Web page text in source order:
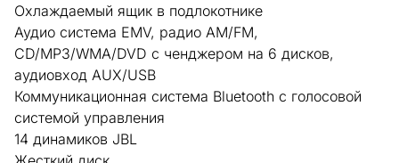
Охлаждаемый ящик в подлокотнике
Аудио система EMV, радио AM/FM,
СD/MP3/WMA/DVD c ченджером на 6 дисков,
аудиовход AUX/USB
Коммуникационная система Bluetooth c голосовой
системой управления
14 динамиков JBL